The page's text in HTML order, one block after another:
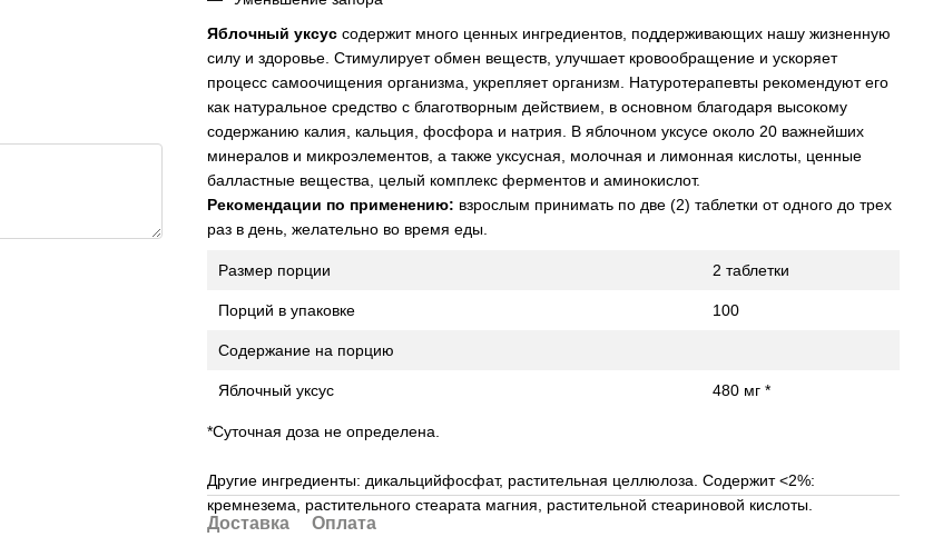
Яблочный уксус содержит много ценных ингредиентов, поддерживающих нашу жизненную
силу и здоровье. Стимулирует обмен веществ, улучшает кровообращение и ускоряет
процесс самоочищения организма, укрепляет организм. Натуротерапевты рекомендуют его
как натуральное средство с благотворным действием, в основном благодаря высокому
содержанию калия, кальция, фосфора и натрия. В яблочном уксусе около 20 важнейших
минералов и микроэлементов, а также уксусная, молочная и лимонная кислоты, ценные
балластные вещества, целый комплекс ферментов и аминокислот.
Рекомендации по применению: взрослым принимать по две (2) таблетки от одного до трех
раз в день, желательно во время еды.
Размер порции 2 таблетки
Порций в упаковке 100
Содержание на порцию
Яблочный уксус 480 мг *
*Суточная доза не определена.
Другие ингредиенты: дикальцийфосфат, растительная целлюлоза. Содержит <2%:
кремнезема, растительного стеарата магния, растительной стеариновой кислоты.
Доставка Оплата